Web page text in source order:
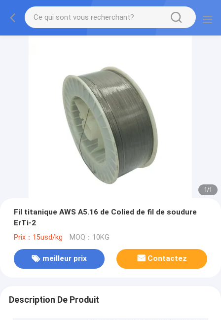
1/1
Fil titanique AWS A5.16 de Colied de fil de soudure
ErTi-2
Prix：15usd/kg MOQ：10KG
meilleur prix Contactez
Description De Produit